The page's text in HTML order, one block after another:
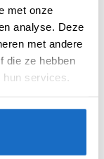
met onze
analyse. Deze
met andere
die ze hebben
services.